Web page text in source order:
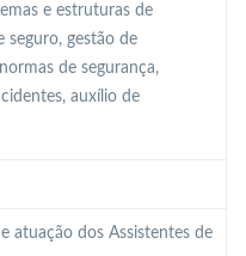
e estruturas de
seguro, gestão de
de segurança,
auxílio de
atuação dos Assistentes de